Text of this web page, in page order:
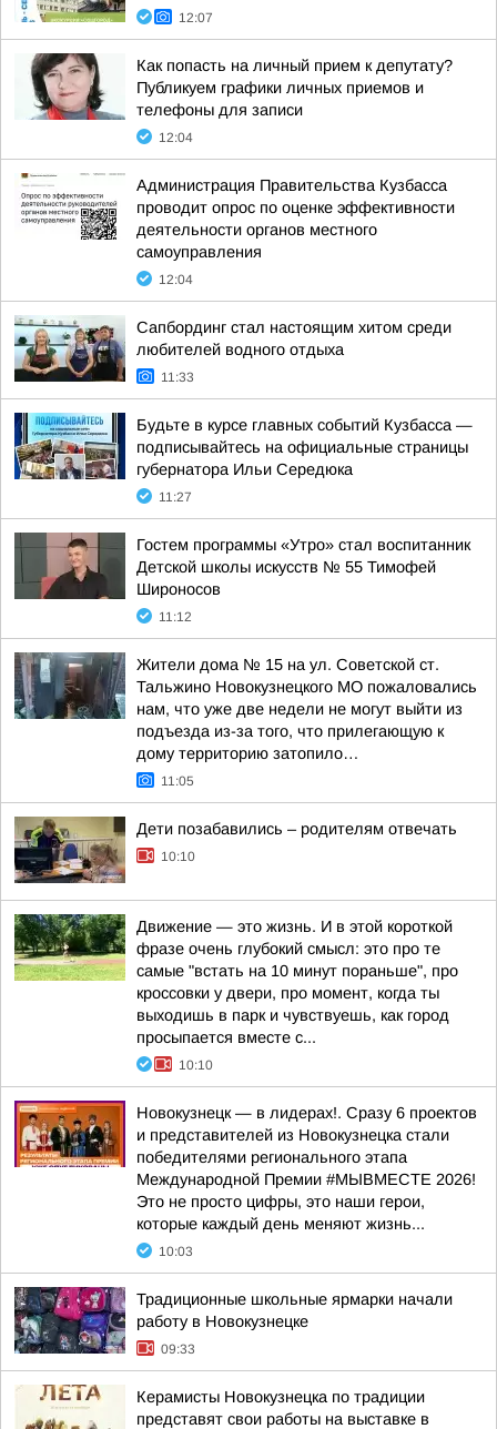
12:07
Как попасть на личный прием к депутату?
Публикуем графики личных приемов и
телефоны для записи
12:04
Администрация Правительства Кузбасса
проводит опрос по оценке эффективности
деятельности органов местного
самоуправления
12:04
Сапбординг стал настоящим хитом среди
любителей водного отдыха
11:33
Будьте в курсе главных событий Кузбасса —
подписывайтесь на официальные страницы
губернатора Ильи Середюка
11:27
Гостем программы «Утро» стал воспитанник
Детской школы искусств № 55 Тимофей
Широносов
11:12
Жители дома № 15 на ул. Советской ст.
Тальжино Новокузнецкого МО пожаловались
нам, что уже две недели не могут выйти из
подъезда из-за того, что прилегающую к
дому территорию затопило…
11:05
Дети позабавились – родителям отвечать
10:10
Движение — это жизнь. И в этой короткой
фразе очень глубокий смысл: это про те
самые "встать на 10 минут пораньше", про
кроссовки у двери, про момент, когда ты
выходишь в парк и чувствуешь, как город
просыпается вместе с...
10:10
Новокузнецк — в лидерах!. Сразу 6 проектов
и представителей из Новокузнецка стали
победителями регионального этапа
Международной Премии #МЫВМЕСТЕ 2026!
Это не просто цифры, это наши герои,
которые каждый день меняют жизнь...
10:03
Традиционные школьные ярмарки начали
работу в Новокузнецке
09:33
Керамисты Новокузнецка по традиции
представят свои работы на выставке в